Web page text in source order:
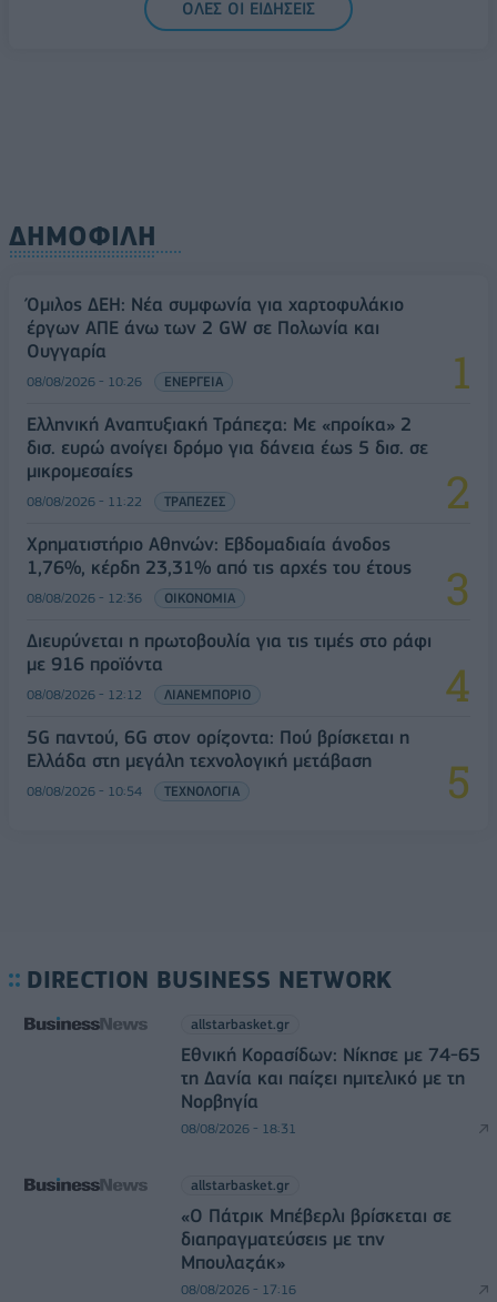
Ελλάδα στη μεγάλη τεχνολογική μετάβαση
ΟΛΕΣ ΟΙ ΕΙΔΗΣΕΙΣ
ΔΗΜΟΦΙΛΗ
Όμιλος ΔΕΗ: Νέα συμφωνία για χαρτοφυλάκιο
έργων ΑΠΕ άνω των 2 GW σε Πολωνία και
Ουγγαρία
08/08/2026 - 10:26 ΕΝΕΡΓΕΙΑ
Ελληνική Αναπτυξιακή Τράπεζα: Με «προίκα» 2
δισ. ευρώ ανοίγει δρόμο για δάνεια έως 5 δισ. σε
μικρομεσαίες
08/08/2026 - 11:22 ΤΡΑΠΕΖΕΣ
Χρηματιστήριο Αθηνών: Εβδομαδιαία άνοδος
1,76%, κέρδη 23,31% από τις αρχές του έτους
08/08/2026 - 12:36 ΟΙΚΟΝΟΜΙΑ
Διευρύνεται η πρωτοβουλία για τις τιμές στο ράφι
με 916 προϊόντα
08/08/2026 - 12:12 ΛΙΑΝΕΜΠΟΡΙΟ
5G παντού, 6G στον ορίζοντα: Πού βρίσκεται η
Ελλάδα στη μεγάλη τεχνολογική μετάβαση
08/08/2026 - 10:54 ΤΕΧΝΟΛΟΓΙΑ
DIRECTION BUSINESS NETWORK
allstarbasket.gr
Εθνική Κορασίδων: Νίκησε με 74-65
τη Δανία και παίζει ημιτελικό με τη
Νορβηγία
08/08/2026 - 18:31
allstarbasket.gr
«Ο Πάτρικ Μπέβερλι βρίσκεται σε
διαπραγματεύσεις με την
Μπουλαζάκ»
08/08/2026 - 17:16